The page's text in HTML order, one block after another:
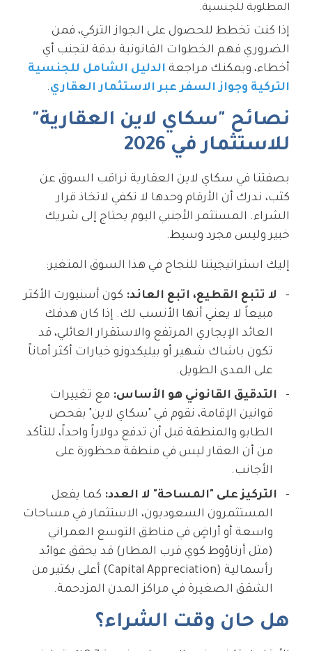
المطلوبة للجنسية.
إذا كنت تخطط للحصول على الجواز التركي، فمن
الضروري فهم الخطوات القانونية بدقة لتجنب أي
أخطاء، ويمكنك مراجعة الدليل الشامل للجنسية
التركية وجواز السفر عبر الاستثمار العقاري.
نصائح "سكاي لاين العقارية"
للاستثمار في 2026
بصفتنا في سكاي لاين العقارية نراقب السوق عن
كثب، ندرك أن الأرقام وحدها لا تكفي لاتخاذ قرار
الشراء. المستثمر الأجنبي اليوم يحتاج إلى شريك
خبير وليس مجرد وسيط.
إليك استراتيجيتنا للنجاح في هذا السوق المتغير:
لا تتبع القطيع، اتبع العائد: كون أسنيورت الأكثر
مبيعاً لا يعني أنها الأنسب لك. إذا كان هدفك
العائد الإيجاري المرتفع والاستقرار العائلي، قد
تكون باشاك شهير أو بيليكدوزو خيارات أكثر أماناً
على المدى الطويل.
التدقيق القانوني هو الأساس: مع تغييرات
قوانين الإقامة، نقوم في "سكاي لاين" بفحص
الطابو والمنطقة قبل أن تدفع دولاراً واحداً، للتأكد
من أن العقار ليس في منطقة محظورة على
الأجانب.
التركيز على "المساحة" لا العدد: كما يفعل
المستثمرون السعوديون، الاستثمار في مساحات
واسعة أو أراضٍ في مناطق التوسع العمراني
(مثل أرناؤوط كوي قرب المطار) قد يحقق عوائد
رأسمالية (Capital Appreciation) أعلى بكثير من
الشقق الصغيرة في مراكز المدن المزدحمة.
هل حان وقت الشراء؟